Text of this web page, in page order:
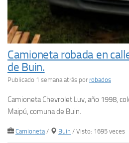
Camioneta robada en
de Buin.
Publicado 1 semana atrás por robados
Camioneta Chevrolet Luv, año 1998,
Maipú, comuna de Buin.
Camioneta/ Buin / Visto: 1695 veces